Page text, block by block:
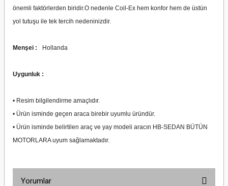
önemli faktörlerden biridir.O nedenle Coil-Ex hem konfor hem de üstün
yol tutuşu ile tek tercih nedeninizdir.
Menşei : Hollanda
Uygunluk :
• Resim bilgilendirme amaçlıdır.
• Ürün isminde geçen araca birebir uyumlu üründür.
• Ürün isminde belirtilen araç ve yay modeli aracın HB-SEDAN BÜTÜN
MOTORLARA uyum sağlamaktadır.
Yorumlar